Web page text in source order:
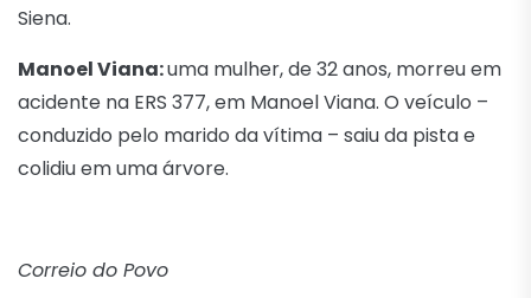
Siena.
Manoel Viana:uma mulher, de 32 anos, morreu em
acidente na ERS 377, em Manoel Viana. O veículo –
conduzido pelo marido da vítima – saiu da pista e
colidiu em uma árvore.
Correio do Povo